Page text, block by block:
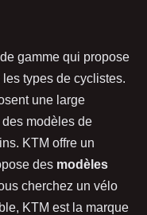
gamme qui propose
les types de cyclistes.
une large
modèles de
KTM offre un
des modèles
cherchez un vélo
KTM est la marque